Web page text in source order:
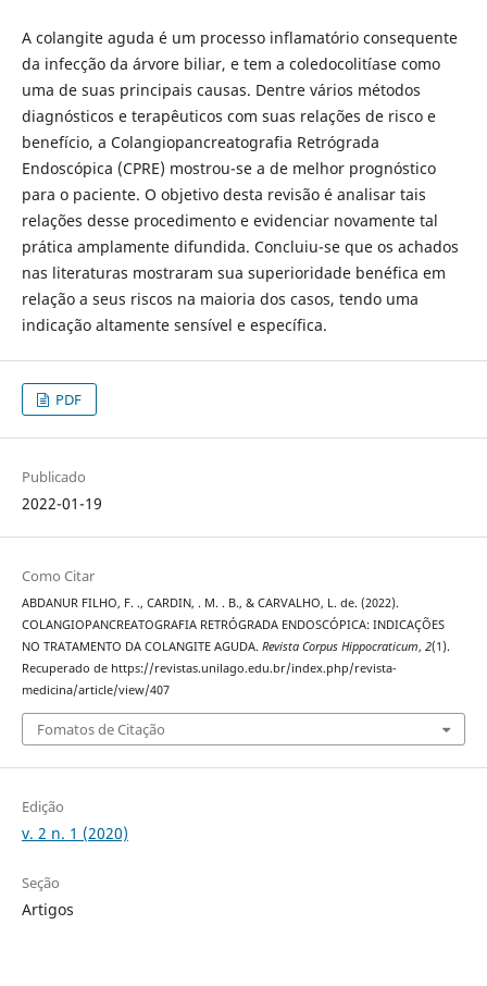
A colangite aguda é um processo inflamatório consequente
da infecção da árvore biliar, e tem a coledocolitíase como
uma de suas principais causas. Dentre vários métodos
diagnósticos e terapêuticos com suas relações de risco e
benefício, a Colangiopancreatografia Retrógrada
Endoscópica (CPRE) mostrou-se a de melhor prognóstico
para o paciente. O objetivo desta revisão é analisar tais
relações desse procedimento e evidenciar novamente tal
prática amplamente difundida. Concluiu-se que os achados
nas literaturas mostraram sua superioridade benéfica em
relação a seus riscos na maioria dos casos, tendo uma
indicação altamente sensível e específica.
PDF
Publicado
2022-01-19
Como Citar
ABDANUR FILHO, F. ., CARDIN, . M. . B., & CARVALHO, L. de. (2022).
COLANGIOPANCREATOGRAFIA RETRÓGRADA ENDOSCÓPICA: INDICAÇÕES
NO TRATAMENTO DA COLANGITE AGUDA. Revista Corpus Hippocraticum, 2(1).
Recuperado de https://revistas.unilago.edu.br/index.php/revista-
medicina/article/view/407
Fomatos de Citação
Edição
v. 2 n. 1 (2020)
Seção
Artigos